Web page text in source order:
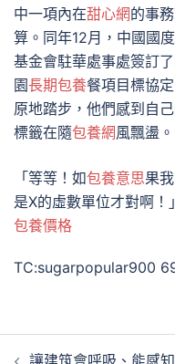
中一項內在甜心網的事
算。同年12月，中國國
基金會駐華處事處簽訂
園長期包養餐項目標協
原地踏步，他們感到自
標籤在隨包養網風飄盪。
「等等！如包養意思果
是X的虛數單位才對啊！」
包養價格
TC:sugarpopular900
讓建筑會呼吸、能感